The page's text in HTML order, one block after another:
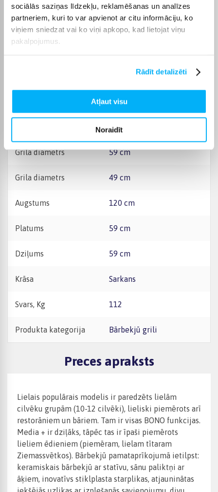
sociālās saziņas līdzekļu, reklamēšanas un analīzes
partneriem, kuri to var apvienot ar citu informāciju, ko
viņiem sniedzat vai ko viņi apkopo, kad lietojat viņu
pakalpojumus.
Rādīt detalizēti
Atļaut visu
Noraidīt
Grila diametrs 60 cm / 23,5 collas
24 mēn.
Komplektēšanas valsts Ķīna
Keramika
Grila diametrs 59 cm
Grila diametrs 49 cm
Augstums 120 cm
Platums 59 cm
Dziļums 59 cm
Krāsa Sarkans
Svars, Kg 112
Produkta kategorija Bārbekjū grili
Preces apraksts
Lielais populārais modelis ir paredzēts lielām
cilvēku grupām (10-12 cilvēki), lieliski piemērots arī
restorāniem un bāriem. Tam ir visas BONO funkcijas.
Media + ir dziļāks, tāpēc tas ir īpaši piemērots
lieliem ēdieniem (piemēram, lielam tītaram
Ziemassvētkos). Bārbekjū pamataprīkojumā ietilpst:
keramiskais bārbekjū ar statīvu, sānu paliktņi ar
āķiem, inovatīvs stiklplasta starplikas, atjauninātas